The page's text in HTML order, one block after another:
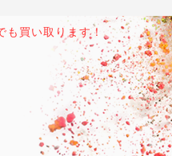
も買い取ります！